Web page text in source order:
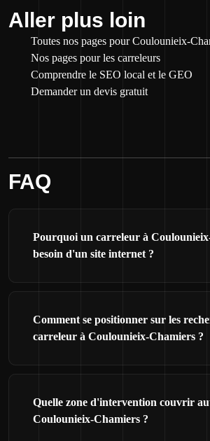
Aller plus loin
Toutes nos pages pour Coulounieix-
Nos pages pour les carreleurs
Comprendre le SEO local et le GEO
Demander un devis gratuit
FAQ
Pourquoi un carreleur à
besoin d'un site internet ?
Comment se positionner sur les
carreleur à Coulounieix-Chamiers ?
Quelle zone d'intervention couvrir
Coulounieix-Chamiers ?